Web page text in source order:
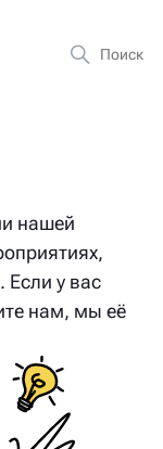
нашей
у вас
нам, мы её